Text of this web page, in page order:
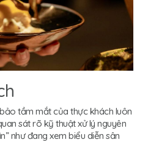
tầm mắt của thực khách luôn
sát rõ kỹ thuật xử lý nguyên
như đang xem biểu diễn sân